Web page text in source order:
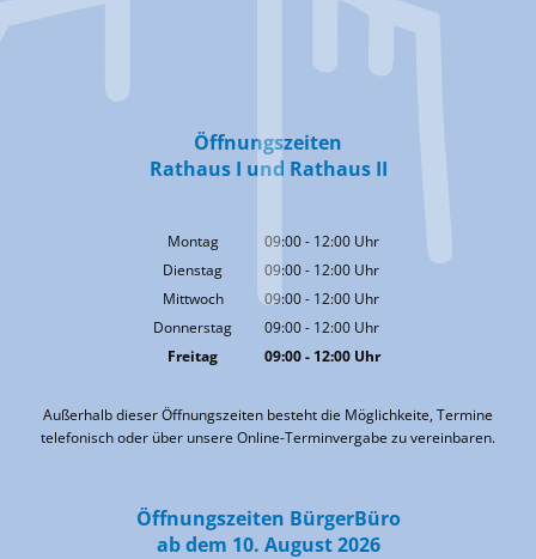
Öffnungszeiten
Rathaus I und Rathaus II
Montag 09:00- 12:00 Uhr
Von 09:00 bis 12:00 Uhr
Dienstag 09:00- 12:00 Uhr
Von 09:00 bis 12:00 Uhr
Mittwoch 09:00- 12:00 Uhr
Von 09:00 bis 12:00 Uhr
Donnerstag 09:00- 12:00 Uhr
Von 09:00 bis 12:00 Uhr
Freitag 09:00- 12:00Uhr
Außerhalb dieser Öffnungszeiten besteht die Möglichkeite, Termine
telefonisch oder über unsere Online-Terminvergabe zu vereinbaren.
Öffnungszeiten BürgerBüro
ab dem 10. August 2026